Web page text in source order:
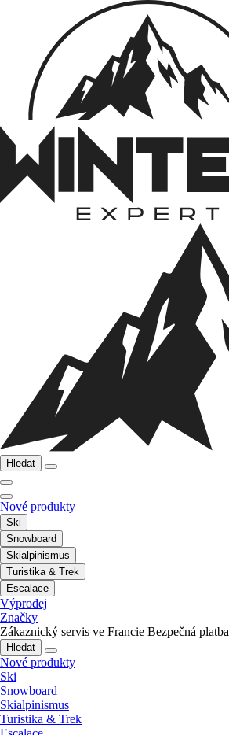
Hledat
Nové produkty
Ski
Snowboard
Skialpinismus
Turistika & Trek
Escalace
Výprodej
Značky
Zákaznický servis ve Francie Bezpečná platba
Hledat
Nové produkty
Ski
Snowboard
Skialpinismus
Turistika & Trek